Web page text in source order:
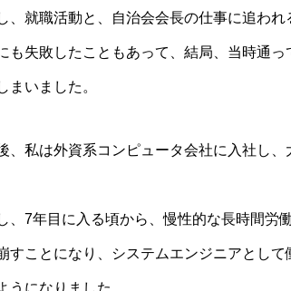
、就職活動と、自治会会長の仕事に追わ
も失敗したこともあって、結局、当時通
まいました。
、私は外資系コンピュータ会社に入社し
、7年目に入る頃から、慢性的な長時間労
すことになり、システムエンジニアとし
うになりました。